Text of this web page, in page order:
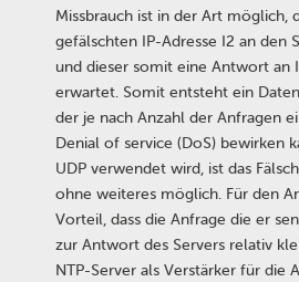
Missbrauch ist in der Art möglich,
gefälschten IP-Adresse I2 an den
und dieser somit eine Antwort an
erwartet. Somit entsteht ein
der je nach Anzahl der Anfragen
Denial of service (DoS) bewirken
UDP verwendet wird, ist das
ohne weiteres möglich. Für den
Vorteil, dass die Anfrage die er
zur Antwort des Servers relativ
NTP-Server als Verstärker für die